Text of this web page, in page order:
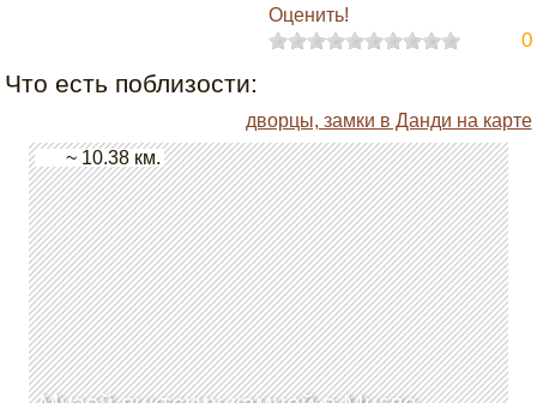
Оценить!
0
Что есть поблизости:
дворцы, замки в Данди на карте
~ 10.38 км.